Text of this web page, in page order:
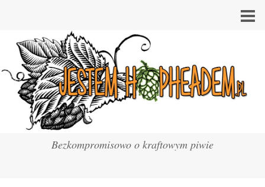
Bezkompromisowo o kraftowym piwie